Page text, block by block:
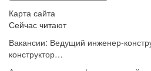
Карта сайта
Сейчас читают
Вакансии: Ведущий инженер-
конструктор…